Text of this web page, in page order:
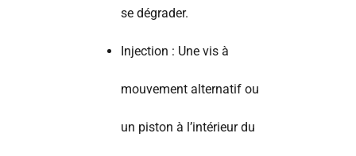
se dégrader.
Injection : Une vis à
mouvement alternatif ou
un piston à l’intérieur du